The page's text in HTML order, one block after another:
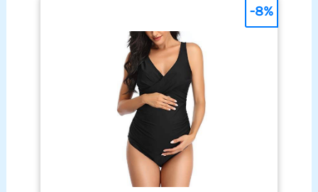
les femmes enceintes regardent charmant aussi.
protège la santé de la poitrine et protège votre vie
privée. Le maillot de bain de maternité a des
fixations réglables dans le dos, vous pouvez
ajuster en fonction de votre propre forme de corps
pour garantir une respiration douce et une
expérience de natation parfaite et confortable.
Parfait pour nager, plage, croisière, Spa, massage,
Pool Party, vacances, Spa, sauna, spa et autres
endroits. C'est aussi un cadeau idéal pour vous -
même ou pour un ami enceinte, une épouse, un
membre de la famille ou un collègue.
-8%